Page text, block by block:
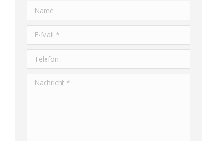
Name
E-Mail *
Telefon
Nachricht *